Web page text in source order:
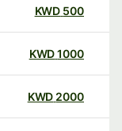
500
KWD
1000
KWD
2000
KWD